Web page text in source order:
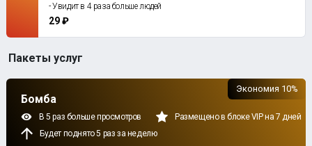
- Увидит в 4 раза больше людей
29 ₽
Пакеты услуг
Бомба
В 5 раз больше просмотров
Размещено в блоке VIP на 7 дней
Будет поднято 5 раз за неделю
Экономия 10%